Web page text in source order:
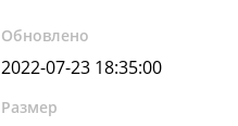
Обновлено
2022-07-23 18:35:00
Размер